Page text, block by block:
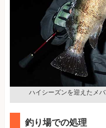
ハイシーズンを迎えたメ
釣り場での処理